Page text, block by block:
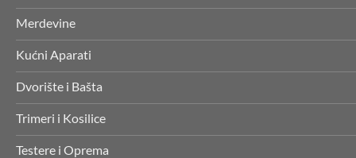
Merdevine
Kućni Aparati
Dvorište i Bašta
Trimeri i Kosilice
Testere i Oprema